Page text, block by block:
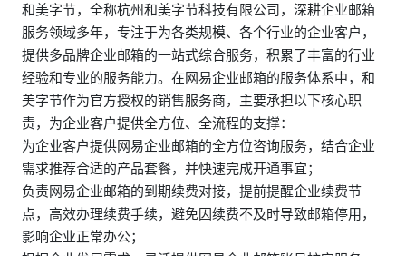
和美字节，全称杭州和美字节科技有限公司，深耕企业邮箱
服务领域多年，专注于为各类规模、各个行业的企业客户，
提供多品牌企业邮箱的一站式综合服务，积累了丰富的行业
经验和专业的服务能力。在网易企业邮箱的服务体系中，和
美字节作为官方授权的销售服务商，主要承担以下核心职
责，为企业客户提供全方位、全流程的支撑：
为企业客户提供网易企业邮箱的全方位咨询服务，结合企业
需求推荐合适的产品套餐，并快速完成开通事宜；
负责网易企业邮箱的到期续费对接，提前提醒企业续费节
点，高效办理续费手续，避免因续费不及时导致邮箱停用，
影响企业正常办公；